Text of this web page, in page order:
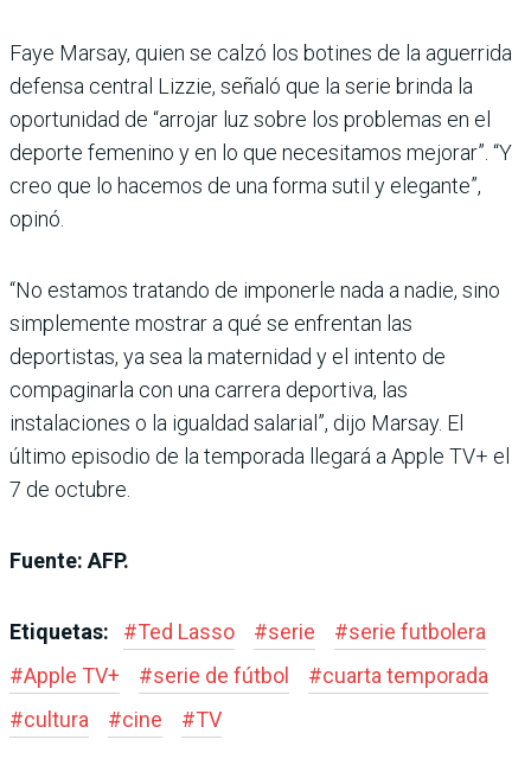
Faye Marsay, quien se calzó los botines de la aguerrida
defensa central Lizzie, señaló que la serie brinda la
oportunidad de “arrojar luz sobre los problemas en el
deporte femenino y en lo que necesitamos mejorar”. “Y
creo que lo hacemos de una forma sutil y elegante”,
opinó.
“No estamos tratando de imponerle nada a nadie, sino
simplemente mostrar a qué se enfrentan las
deportistas, ya sea la maternidad y el intento de
compaginarla con una carrera deportiva, las
instalaciones o la igualdad salarial”, dijo Marsay. El
último episodio de la temporada llegará a Apple TV+ el
7 de octubre.
Fuente: AFP.
Etiquetas: #Ted Lasso #serie #serie futbolera
#Apple TV+ #serie de fútbol #cuarta temporada
#cultura #cine #TV